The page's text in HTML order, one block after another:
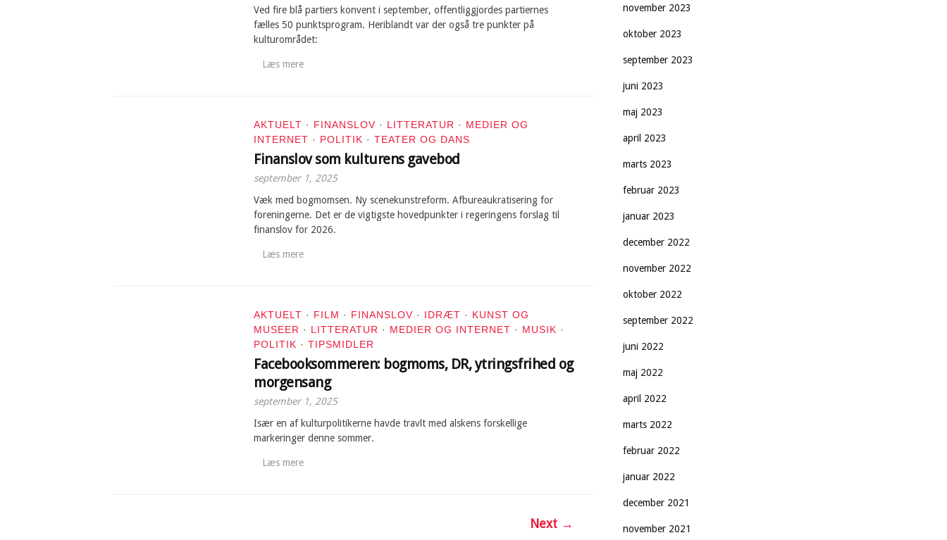
Ved fire blå partiers konvent i september, offentliggjordes partiernes
fælles 50 punktsprogram. Heriblandt var der også tre punkter på
kulturområdet:
Læs mere
AKTUELT · FINANSLOV · LITTERATUR · MEDIER OG
INTERNET · POLITIK · TEATER OG DANS
Finanslov som kulturens gavebod
september 1, 2025
Væk med bogmomsen. Ny scenekunstreform. Afbureaukratisering for
foreningerne. Det er de vigtigste hovedpunkter i regeringens forslag til
finanslov for 2026.
Læs mere
AKTUELT · FILM · FINANSLOV · IDRÆT · KUNST OG
MUSEER · LITTERATUR · MEDIER OG INTERNET · MUSIK ·
POLITIK · TIPSMIDLER
Facebooksommeren: bogmoms, DR, ytringsfrihed og
morgensang
september 1, 2025
Især en af kulturpolitikerne havde travlt med alskens forskellige
markeringer denne sommer.
Læs mere
Next →
november 2023
oktober 2023
september 2023
juni 2023
maj 2023
april 2023
marts 2023
februar 2023
januar 2023
december 2022
november 2022
oktober 2022
september 2022
juni 2022
maj 2022
april 2022
marts 2022
februar 2022
januar 2022
december 2021
november 2021